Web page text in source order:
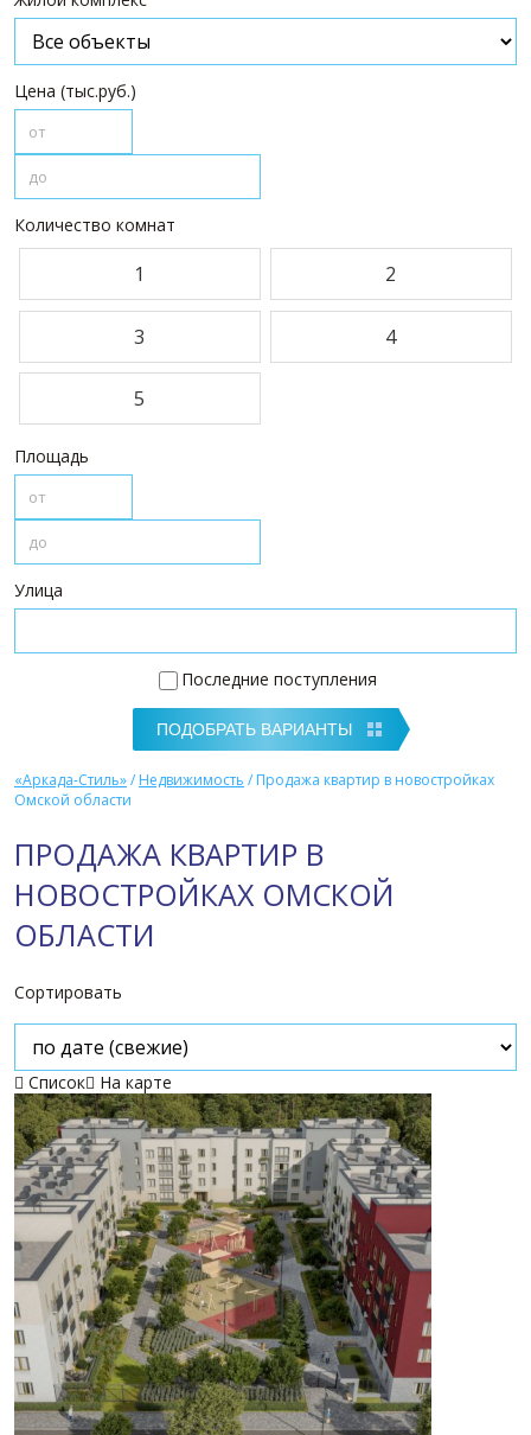
ПАРТНЕРЫ
О НАС
Вакансии
Отзывы о нас на Флампе
КОНТАКТЫ
Цена (тыс.руб.)
Количество комнат
1 2
3 4
5
Площадь
Улица
Последние поступления
«Аркада-Стиль»/ Недвижимость / Продажа квартир в новостройках
Омской области
ПРОДАЖА КВАРТИР В
НОВОСТРОЙКАХ ОМСКОЙ
ОБЛАСТИ
Сортировать
 Список На карте